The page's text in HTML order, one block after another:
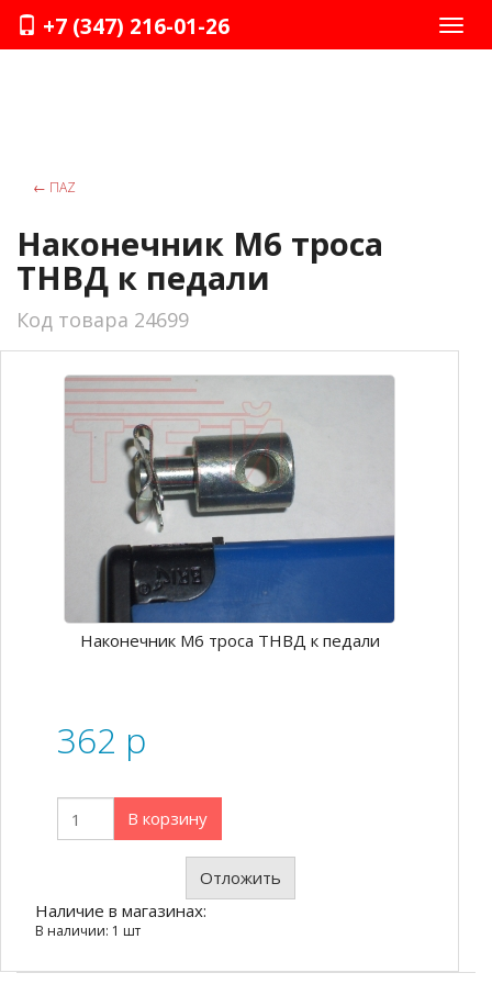
+7 (347) 216-01-26
← ПАZ
Наконечник М6 троса
ТНВД к педали
Код товара 24699
Наконечник М6 троса ТНВД к педали
362 p
В корзину
Отложить
Наличие в магазинах:
В наличии: 1 шт